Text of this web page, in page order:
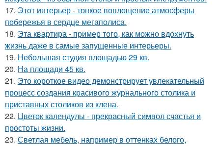
17. Этот интерьер - тонкое воплощение атмосферы
побережья в сердце мегаполиса.
18. Эта квартира - пример того, как можно вдохнуть
жизнь даже в самые запущенные интерьеры.
19. Небольшая студия площадью 29 кв.
20. На площади 45 кв.
21. Это короткое видео демонстрирует увлекательный
процесс создания красивого журнального столика и
приставных столиков из клена.
22. Цветок календулы - прекрасный символ счастья и
простоты жизни.
23. Светлая мебель, например в оттенках белого,